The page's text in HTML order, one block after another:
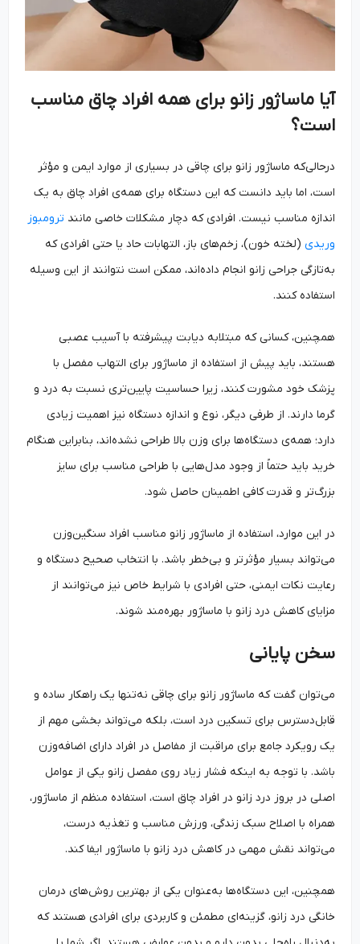
آیا ماساژور زانو برای همه افراد چاق مناسب
است؟
درحالی‌که ماساژور زانو برای چاقی در بسیاری از موارد ایمن و مؤثر
است، اما باید دانست که این دستگاه برای همه‌ی افراد چاق به یک
اندازه مناسب نیست. افرادی که دچار مشکلات خاصی مانندترومبوز
وریدی(لخته خون)، زخم‌های باز، التهابات حاد یا حتی افرادی که
به‌تازگی جراحی زانو انجام داده‌اند، ممکن است نتوانند از این وسیله
استفاده کنند.
همچنین، کسانی که مبتلابه دیابت پیشرفته با آسیب عصبی
هستند، باید پیش از استفاده از ماساژور برای التهاب مفصل با
پزشک خود مشورت کنند، زیرا حساسیت پایین‌تری نسبت به درد و
گرما دارند. از طرفی دیگر، نوع و اندازه دستگاه نیز اهمیت زیادی
دارد؛ همه‌ی دستگاه‌ها برای وزن بالا طراحی نشده‌اند، بنابراین هنگام
خرید باید حتماً از وجود مدل‌هایی با طراحی مناسب برای سایز
بزرگ‌تر و قدرت کافی اطمینان حاصل شود.
در این موارد، استفاده از ماساژور زانو مناسب افراد سنگین‌وزن
می‌تواند بسیار مؤثرتر و بی‌خطر باشد. با انتخاب صحیح دستگاه و
رعایت نکات ایمنی، حتی افرادی با شرایط خاص نیز می‌توانند از
مزایای کاهش درد زانو با ماساژور بهره‌مند شوند.
سخن پایانی
می‌توان گفت که ماساژور زانو برای چاقی نه‌تنها یک راهکار ساده و
قابل‌دسترس برای تسکین درد است، بلکه می‌تواند بخشی مهم از
یک رویکرد جامع برای مراقبت از مفاصل در افراد دارای اضافه‌وزن
باشد. با توجه به اینکه فشار زیاد روی مفصل زانو یکی از عوامل
اصلی در بروز درد زانو در افراد چاق است، استفاده منظم از ماساژور،
همراه با اصلاح سبک زندگی، ورزش مناسب و تغذیه درست،
می‌تواند نقش مهمی در کاهش درد زانو با ماساژور ایفا کند.
همچنین، این دستگاه‌ها به‌عنوان یکی از بهترین روش‌های درمان
خانگی درد زانو، گزینه‌ای مطمئن و کاربردی برای افرادی هستند که